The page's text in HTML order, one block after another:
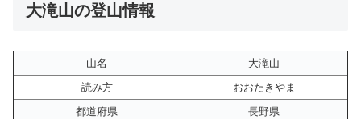
大滝山の登山情報
山名
大滝山
読み方
おおたきやま
都道府県
長野県